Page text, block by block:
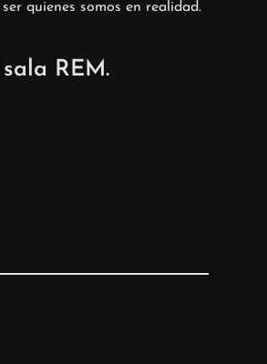
quienes somos en realidad.
REM.